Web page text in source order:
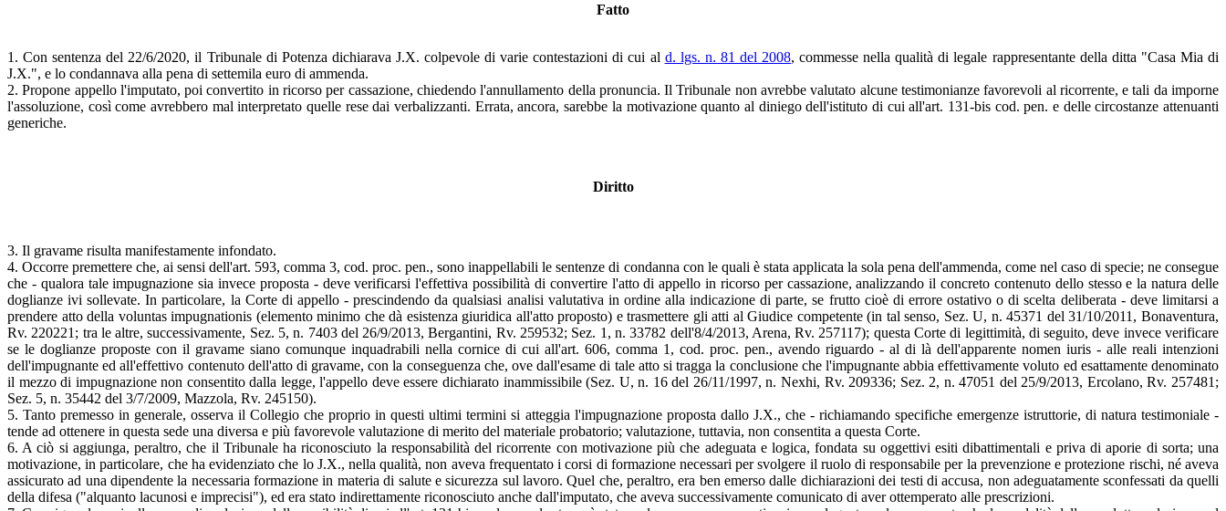
Fatto
1. Con sentenza del 22/6/2020, il Tribunale di Potenza dichiarava J.X. colpevole di varie contestazioni di cui al d. lgs. n. 81 del 2008, commesse nella qualità di legale rappresentante della ditta "Casa Mia di
J.X.", e lo condannava alla pena di settemila euro di ammenda.
2. Propone appello l'imputato, poi convertito in ricorso per cassazione, chiedendo l'annullamento della pronuncia. Il Tribunale non avrebbe valutato alcune testimonianze favorevoli al ricorrente, e tali da imporne
l'assoluzione, così come avrebbero mal interpretato quelle rese dai verbalizzanti. Errata, ancora, sarebbe la motivazione quanto al diniego dell'istituto di cui all'art. 131-bis cod. pen. e delle circostanze attenuanti
generiche.
Diritto
3. Il gravame risulta manifestamente infondato.
4. Occorre premettere che, ai sensi dell'art. 593, comma 3, cod. proc. pen., sono inappellabili le sentenze di condanna con le quali è stata applicata la sola pena dell'ammenda, come nel caso di specie; ne consegue
che - qualora tale impugnazione sia invece proposta - deve verificarsi l'effettiva possibilità di convertire l'atto di appello in ricorso per cassazione, analizzando il concreto contenuto dello stesso e la natura delle
doglianze ivi sollevate. In particolare, la Corte di appello - prescindendo da qualsiasi analisi valutativa in ordine alla indicazione di parte, se frutto cioè di errore ostativo o di scelta deliberata - deve limitarsi a
prendere atto della voluntas impugnationis (elemento minimo che dà esistenza giuridica all'atto proposto) e trasmettere gli atti al Giudice competente (in tal senso, Sez. U, n. 45371 del 31/10/2011, Bonaventura,
Rv. 220221; tra le altre, successivamente, Sez. 5, n. 7403 del 26/9/2013, Bergantini, Rv. 259532; Sez. 1, n. 33782 dell'8/4/2013, Arena, Rv. 257117); questa Corte di legittimità, di seguito, deve invece verificare
se le doglianze proposte con il gravame siano comunque inquadrabili nella cornice di cui all'art. 606, comma 1, cod. proc. pen., avendo riguardo - al di là dell'apparente nomen iuris - alle reali intenzioni
dell'impugnante ed all'effettivo contenuto dell'atto di gravame, con la conseguenza che, ove dall'esame di tale atto si tragga la conclusione che l'impugnante abbia effettivamente voluto ed esattamente denominato
il mezzo di impugnazione non consentito dalla legge, l'appello deve essere dichiarato inammissibile (Sez. U, n. 16 del 26/11/1997, n. Nexhi, Rv. 209336; Sez. 2, n. 47051 del 25/9/2013, Ercolano, Rv. 257481;
Sez. 5, n. 35442 del 3/7/2009, Mazzola, Rv. 245150).
5. Tanto premesso in generale, osserva il Collegio che proprio in questi ultimi termini si atteggia l'impugnazione proposta dallo J.X., che - richiamando specifiche emergenze istruttorie, di natura testimoniale -
tende ad ottenere in questa sede una diversa e più favorevole valutazione di merito del materiale probatorio; valutazione, tuttavia, non consentita a questa Corte.
6. A ciò si aggiunga, peraltro, che il Tribunale ha riconosciuto la responsabilità del ricorrente con motivazione più che adeguata e logica, fondata su oggettivi esiti dibattimentali e priva di aporie di sorta; una
motivazione, in particolare, che ha evidenziato che lo J.X., nella qualità, non aveva frequentato i corsi di formazione necessari per svolgere il ruolo di responsabile per la prevenzione e protezione rischi, né aveva
assicurato ad una dipendente la necessaria formazione in materia di salute e sicurezza sul lavoro. Quel che, peraltro, era ben emerso dalle dichiarazioni dei testi di accusa, non adeguatamente sconfessati da quelli
della difesa ("alquanto lacunosi e imprecisi"), ed era stato indirettamente riconosciuto anche dall'imputato, che aveva successivamente comunicato di aver ottemperato alle prescrizioni.